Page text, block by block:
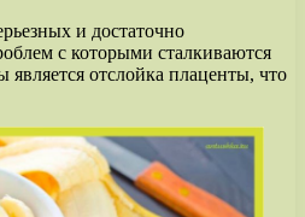
и достаточно
с которыми сталкиваются
отслойка плаценты, что